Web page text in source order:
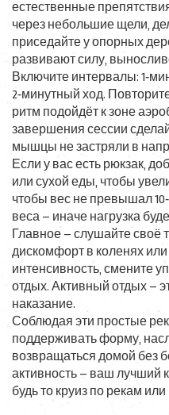
естественные
через небольшие щели,
приседайте у опорных
развивают силу,
Включите интервалы:
2‑минутный ход.
ритм подойдёт к зоне
завершения сессии
мышцы не застряли в
Если у вас есть рюкзак,
или сухой еды, чтобы
чтобы вес не превышал
веса – иначе нагрузка
Главное – слушайте своё
дискомфорт в коленях
интенсивность, смените
отдых. Активный отдых –
наказание.
Соблюдая эти простые
поддерживать форму,
возвращаться домой без
активность – ваш лучший
будь то круиз по рекам